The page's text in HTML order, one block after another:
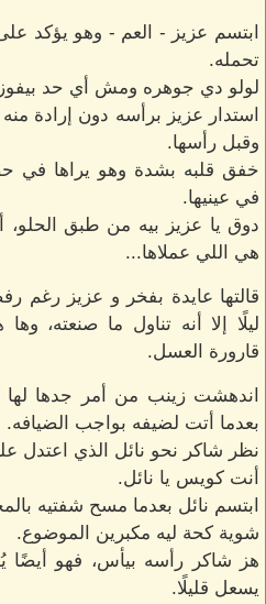
ابتسم عزيز - العم - وهو يؤكد
تحمله.
لولو دي جوهره ومش أي حد
استدار عزيز برأسه دون إرادة
وقبل رأسها.
خفق قلبه بشدة وهو يراها في
في عينيها.
دوق يا عزيز بيه من طبق الحلو،
هي اللي عملاها...
قالتها عايدة بفخر و عزيز رغم
ليلًا إلا أنه تناول ما صنعته،
قارورة العسل.
اندهشت زينب من أمر جدها لها
بعدما أتت لضيفه بواجب الضيافه.
نظر شاكر نحو نائل الذي اعتدل
أنت كويس يا نائل.
ابتسم نائل بعدما مسح شفتيه
شوية كحة ليه مكبرين الموضوع.
هز شاكر رأسه بيأس، فهو أيضًا
يسعل قليلًا.